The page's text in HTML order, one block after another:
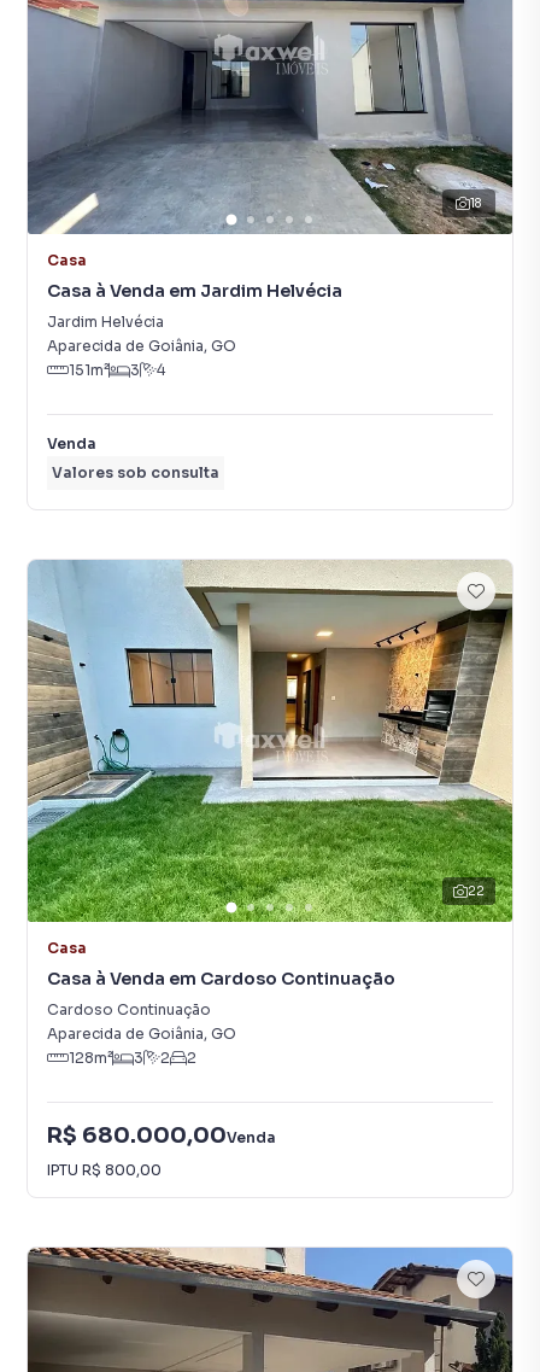
18
Casa
Casa à Venda em Jardim Helvécia
Jardim Helvécia
Aparecida de Goiânia, GO
151m² 3 4
Venda
Valores sob consulta
22
Casa
Casa à Venda em Cardoso Continuação
Cardoso Continuação
Aparecida de Goiânia, GO
128m² 3 2 2
R$ 680.000,00Venda
IPTU R$ 800,00